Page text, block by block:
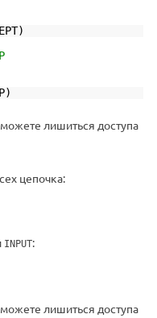
лишиться доступа
цепочка:
INPUT:
лишиться доступа